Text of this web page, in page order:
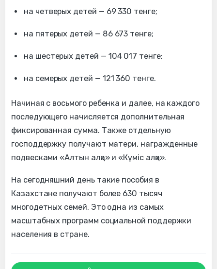
на четверых детей — 69 330 тенге;
на пятерых детей — 86 673 тенге;
на шестерых детей — 104 017 тенге;
на семерых детей — 121 360 тенге.
Начиная с восьмого ребенка и далее, на каждого
последующего начисляется дополнительная
фиксированная сумма. Также отдельную
господдержку получают матери, награжденные
подвесками «Алтын алқа» и «Күміс алқа».
На сегодняшний день такие пособия в
Казахстане получают более 630 тысяч
многодетных семей. Это одна из самых
масштабных программ социальной поддержки
населения в стране.